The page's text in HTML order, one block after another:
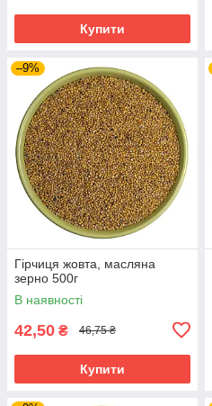
Купити
–9%
Гірчиця жовта, масляна
зерно 500г
В наявності
42,50 ₴ 46,75 ₴
Купити